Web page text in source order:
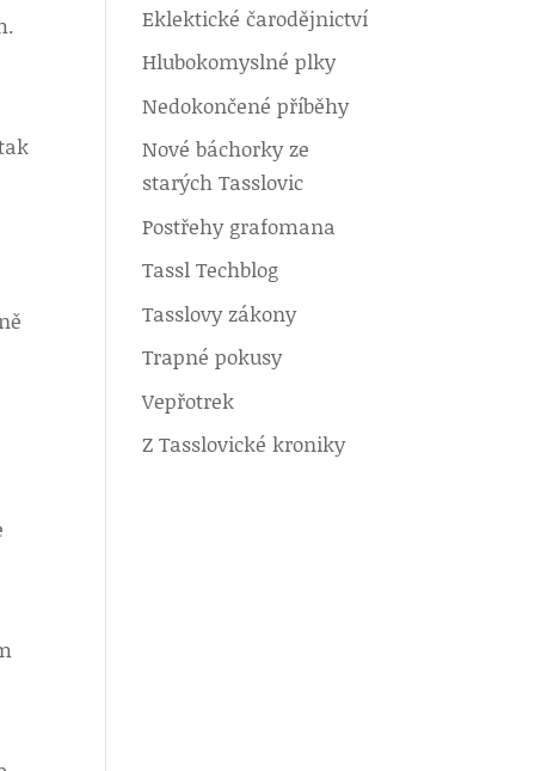
Eklektické čarodějnictví
Hlubokomyslné plky
Nedokončené příběhy
Nové báchorky ze
starých Tasslovic
Postřehy grafomana
Tassl Techblog
Tasslovy zákony
Trapné pokusy
Vepřotrek
Z Tasslovické kroniky